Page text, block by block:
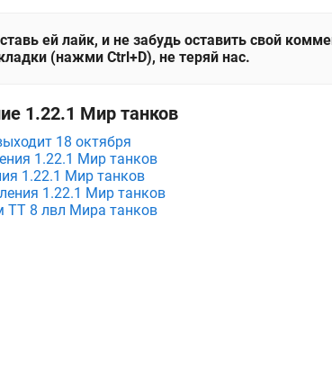
ей лайк, и не забудь оставить свой
(нажми Ctrl+D), не теряй нас.
1.22.1 Мир танков
18 октября
1.22.1 Мир танков
1.22.1 Мир танков
1.22.1 Мир танков
ТТ 8 лвл Мира танков